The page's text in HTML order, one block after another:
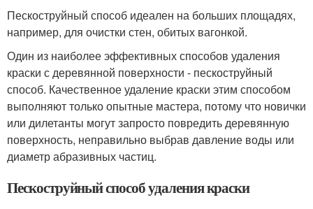
Пескоструйный способ идеален на больших площадях,
например, для очистки стен, обитых вагонкой.
Один из наиболее эффективных способов удаления
краски с деревянной поверхности - пескоструйный
способ. Качественное удаление краски этим способом
выполняют только опытные мастера, потому что новички
или дилетанты могут запросто повредить деревянную
поверхность, неправильно выбрав давление воды или
диаметр абразивных частиц.
Пескоструйный способ удаления краски